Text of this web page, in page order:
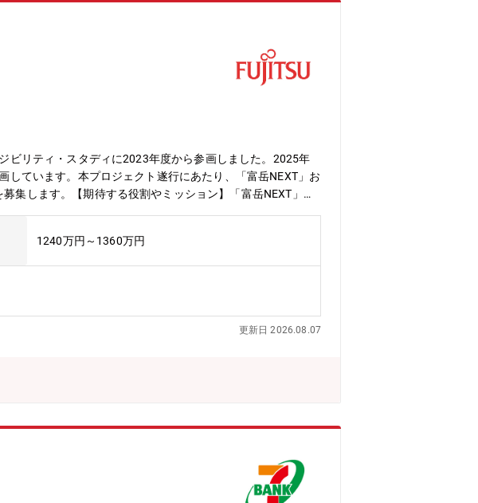
ビリティ・スタディに2023年度から参画しました。2025年
しています。本プロジェクト遂行にあたり、「富岳NEXT」お
集します。【期待する役割やミッション】「富岳NEXT」お
ジメントし、プロジェクト成果の最大化を目指していただき
成のためにチャレンジしながら、プロジェクト成功のために
コンのプロジェクトの経験、世界スパコンランキングで一位
製品の開発を担うメンバーを募集しています。最先端のハー
識と実務経験の両方を積み重ね、ご自身のキャリアを大きく
たい方のご応募をお待ちしています。【配属先】先端コンピ
、世界トップのテクノロジー開発に挑戦し、新たなテクノロ
リアについて ・自律的なキャリア形成を推進し、グループ全
1240万円～1360万円
更新日 2026.08.07